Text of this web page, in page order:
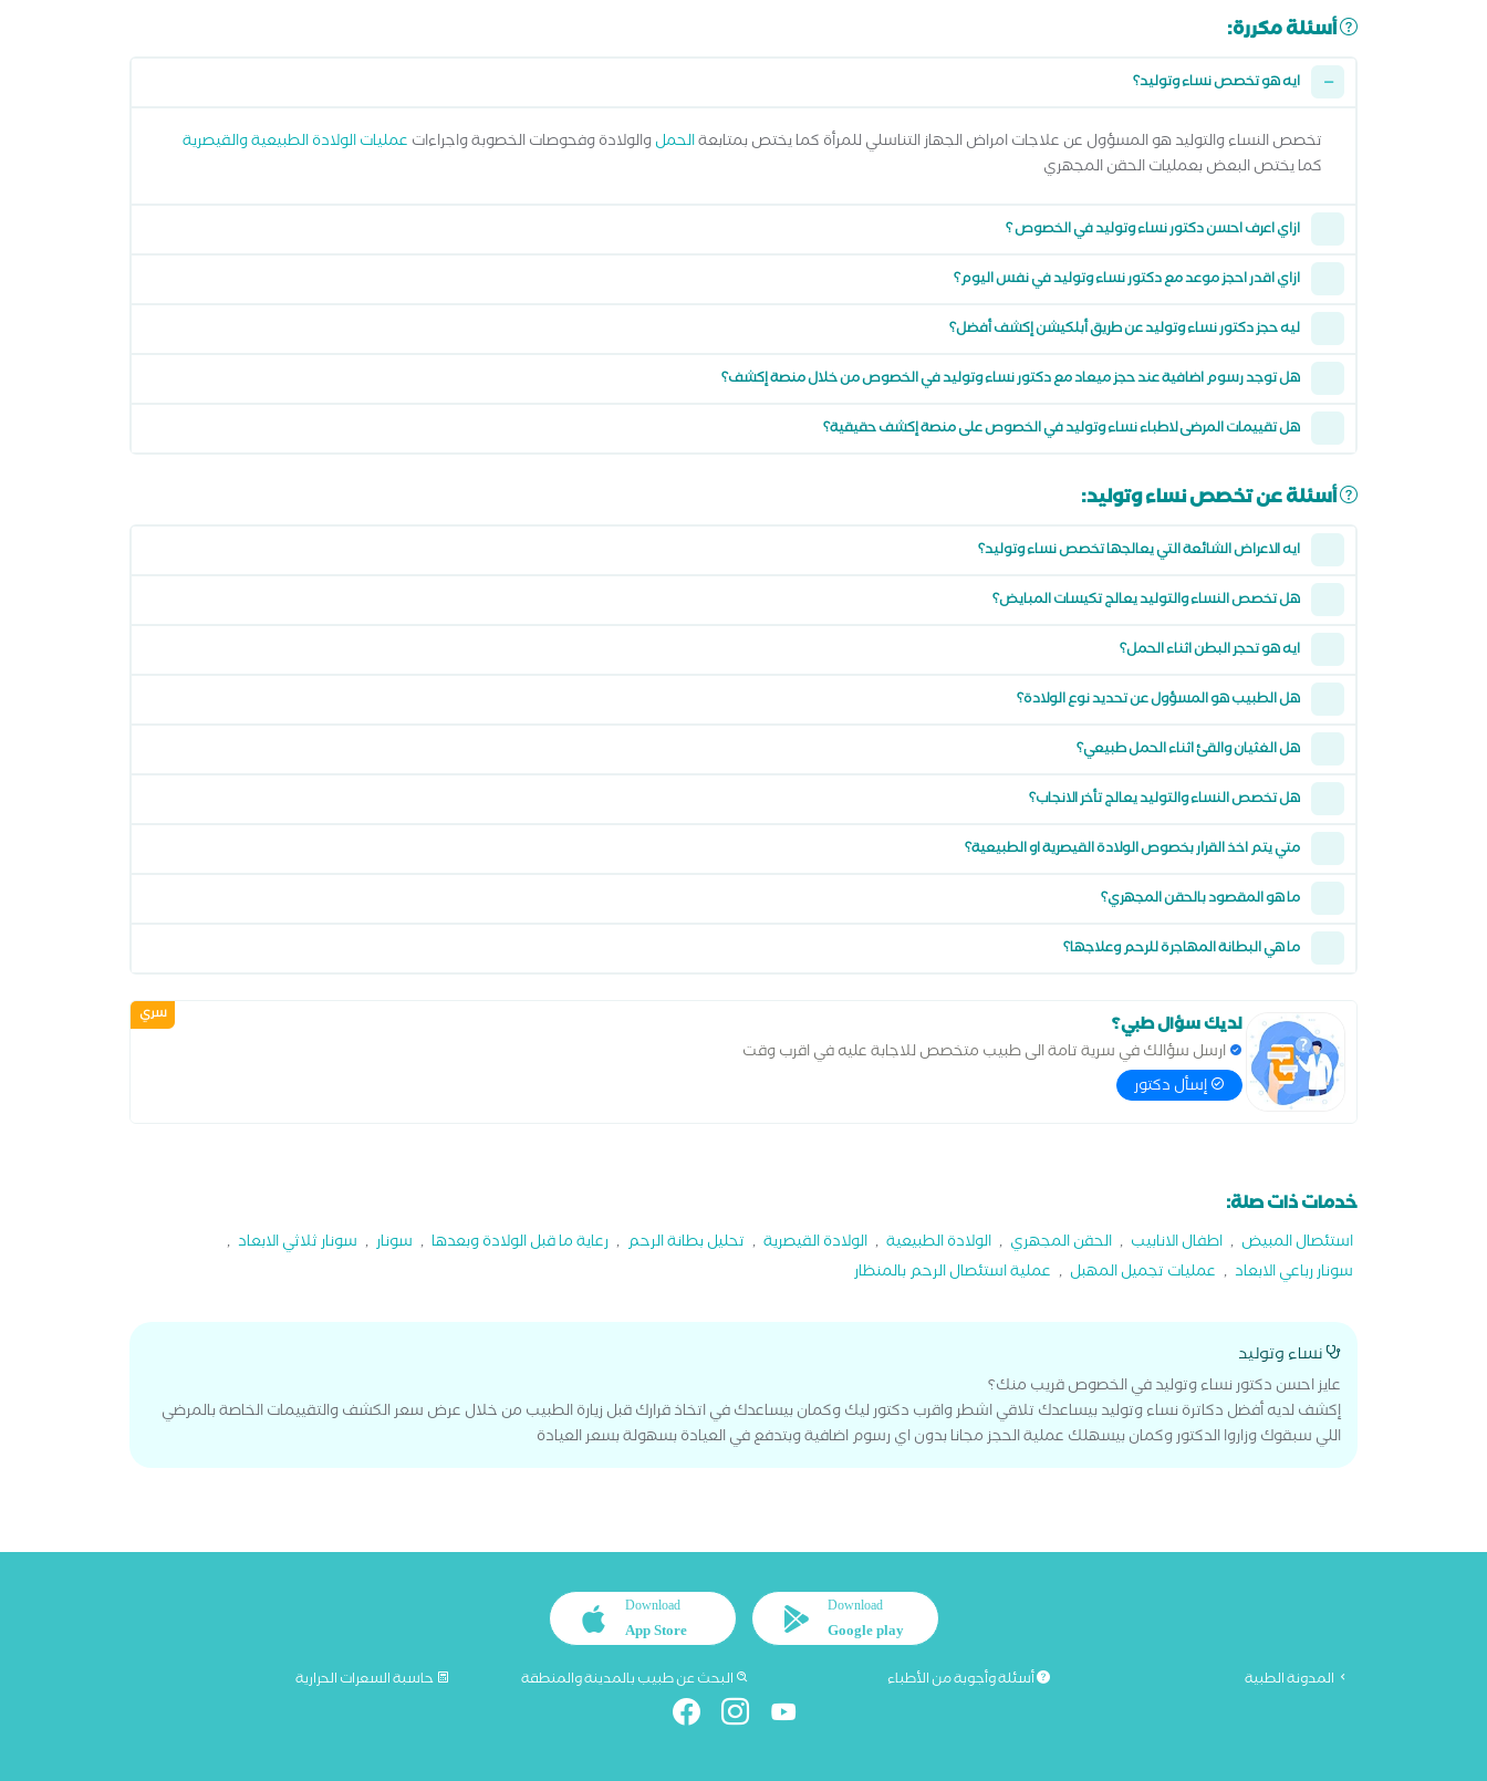
أسئلة مكررة:
ايه هو تخصص نساء وتوليد؟
تخصص النساء والتوليد هو المسؤول عن علاجات امراض الجهاز التناسلي للمرأة كما يختص بمتابعةالحملوالولادة وفحوصات الخصوبة واجراءات عمليات الولادة الطبيعية والقيصرية
كما يختص البعض بعمليات الحقن المجهري
ازاي اعرف احسن دكتور نساء وتوليد في الخصوص ؟
ازاي اقدر احجز موعد مع دكتور نساء وتوليد في نفس اليوم؟
ليه حجز دكتور نساء وتوليد عن طريق أبلكيشن إكشف أفضل؟
هل توجد رسوم اضافية عند حجز ميعاد مع دكتور نساء وتوليد في الخصوص من خلال منصة إكشف؟
هل تقييمات المرضى لاطباء نساء وتوليد في الخصوص على منصة إكشف حقيقية؟
أسئلة عن تخصص نساء وتوليد:
ايه الاعراض الشائعة التي يعالجها تخصص نساء وتوليد؟
هل تخصص النساء والتوليد يعالج تكيسات المبايض؟
ايه هو تحجر البطن اثناء الحمل؟
هل الطبيب هو المسؤول عن تحديد نوع الولادة؟
هل الغثيان والقئ اثناء الحمل طبيعي؟
هل تخصص النساء والتوليد يعالج تأخر الانجاب؟
متي يتم اخذ القرار بخصوص الولادة القيصرية او الطبيعية؟
ما هو المقصود بالحقن المجهري؟
ما هي البطانة المهاجرة للرحم وعلاجها؟
سري لديك سؤال طبي؟
ارسل سؤالك في سرية تامة الى طبيب متخصص للاجابة عليه في اقرب وقت
إسأل دكتور
خدمات ذات صلة:
استئصال المبيض , اطفال الانابيب , الحقن المجهري , الولادة الطبيعية , الولادة القيصرية , تحليل بطانة الرحم , رعاية ما قبل الولادة وبعدها , سونار , سونار ثلاثي الابعاد ,
سونار رباعي الابعاد , عمليات تجميل المهبل , عملية استئصال الرحم بالمنظار
نساء وتوليد
عايز احسن دكتور نساء وتوليد في الخصوص قريب منك؟
إكشف لديه أفضل دكاترة نساء وتوليد بيساعدك تلاقي اشطر واقرب دكتور ليك وكمان بيساعدك في اتخاذ قرارك قبل زيارة الطبيب من خلال عرض سعر الكشف والتقييمات الخاصة بالمرضي
اللي سبقوك وزاروا الدكتور وكمان بيسهلك عملية الحجز مجانا بدون اي رسوم اضافية وبتدفع في العيادة بسهولة بسعر العيادة
Download
Google play
Download
App Store
المدونة الطبية أسئلة وأجوبة من الأطباء البحث عن طبيب بالمدينة والمنطقة حاسبة السعرات الحرارية